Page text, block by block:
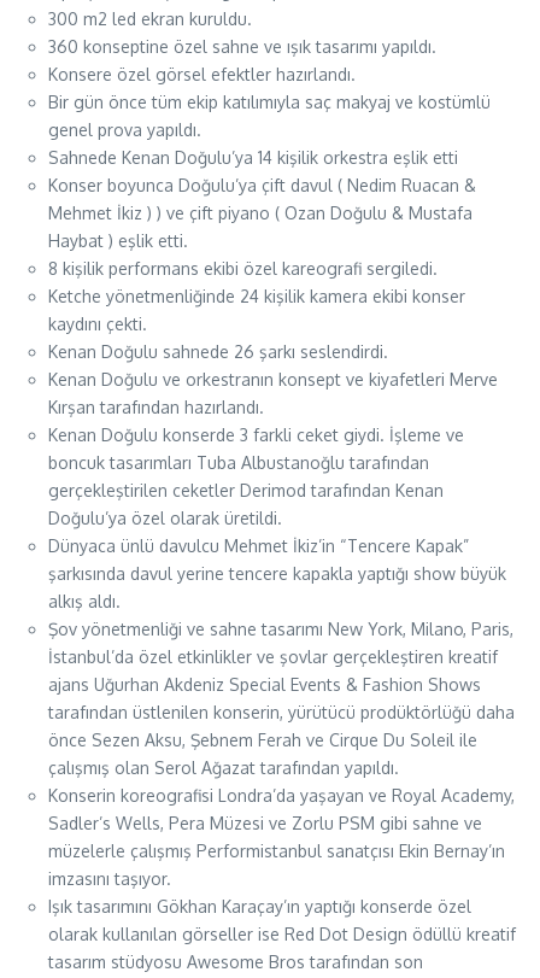
300 m2 led ekran kuruldu.
360 konseptine özel sahne ve ışık tasarımı yapıldı.
Konsere özel görsel efektler hazırlandı.
Bir gün önce tüm ekip katılımıyla saç makyaj ve kostümlü
genel prova yapıldı.
Sahnede Kenan Doğulu’ya 14 kişilik orkestra eşlik etti
Konser boyunca Doğulu’ya çift davul ( Nedim Ruacan &
Mehmet İkiz ) ) ve çift piyano ( Ozan Doğulu & Mustafa
Haybat ) eşlik etti.
8 kişilik performans ekibi özel kareografi sergiledi.
Ketche yönetmenliğinde 24 kişilik kamera ekibi konser
kaydını çekti.
Kenan Doğulu sahnede 26 şarkı seslendirdi.
Kenan Doğulu ve orkestranın konsept ve kiyafetleri Merve
Kırşan tarafından hazırlandı.
Kenan Doğulu konserde 3 farkli ceket giydi. İşleme ve
boncuk tasarımları Tuba Albustanoğlu tarafından
gerçekleştirilen ceketler Derimod tarafından Kenan
Doğulu’ya özel olarak üretildi.
Dünyaca ünlü davulcu Mehmet İkiz’in “Tencere Kapak”
şarkısında davul yerine tencere kapakla yaptığı show büyük
alkış aldı.
Şov yönetmenliği ve sahne tasarımı New York, Milano, Paris,
İstanbul’da özel etkinlikler ve şovlar gerçekleştiren kreatif
ajans Uğurhan Akdeniz Special Events & Fashion Shows
tarafından üstlenilen konserin, yürütücü prodüktörlüğü daha
önce Sezen Aksu, Şebnem Ferah ve Cirque Du Soleil ile
çalışmış olan Serol Ağazat tarafından yapıldı.
Konserin koreografisi Londra’da yaşayan ve Royal Academy,
Sadler’s Wells, Pera Müzesi ve Zorlu PSM gibi sahne ve
müzelerle çalışmış Performistanbul sanatçısı Ekin Bernay’ın
imzasını taşıyor.
Işık tasarımını Gökhan Karaçay’ın yaptığı konserde özel
olarak kullanılan görseller ise Red Dot Design ödüllü kreatif
tasarım stüdyosu Awesome Bros tarafından son